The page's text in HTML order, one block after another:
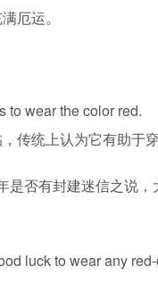
厄运。
to wear the color red.
传统上认为它有助于穿
否有封建迷信之说
luck to wear any